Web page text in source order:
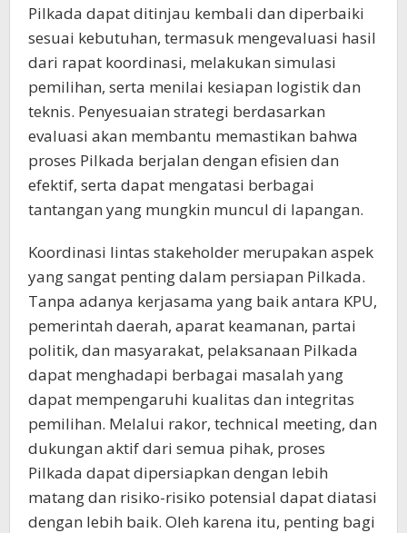
Pilkada dapat ditinjau kembali dan diperbaiki
sesuai kebutuhan, termasuk mengevaluasi hasil
dari rapat koordinasi, melakukan simulasi
pemilihan, serta menilai kesiapan logistik dan
teknis. Penyesuaian strategi berdasarkan
evaluasi akan membantu memastikan bahwa
proses Pilkada berjalan dengan efisien dan
efektif, serta dapat mengatasi berbagai
tantangan yang mungkin muncul di lapangan.
Koordinasi lintas stakeholder merupakan aspek
yang sangat penting dalam persiapan Pilkada.
Tanpa adanya kerjasama yang baik antara KPU,
pemerintah daerah, aparat keamanan, partai
politik, dan masyarakat, pelaksanaan Pilkada
dapat menghadapi berbagai masalah yang
dapat mempengaruhi kualitas dan integritas
pemilihan. Melalui rakor, technical meeting, dan
dukungan aktif dari semua pihak, proses
Pilkada dapat dipersiapkan dengan lebih
matang dan risiko-risiko potensial dapat diatasi
dengan lebih baik. Oleh karena itu, penting bagi